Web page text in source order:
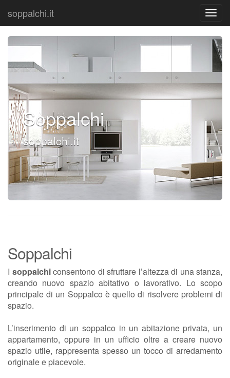
soppalchi.it
Soppalchi
soppalchi.it
Soppalchi
I soppalchiconsentono di sfruttare l’altezza di una stanza,
creando nuovo spazio abitativo o lavorativo. Lo scopo
principale di un Soppalco è quello di risolvere problemi di
spazio.
L’inserimento di un soppalco in un abitazione privata, un
appartamento, oppure in un ufficio oltre a creare nuovo
spazio utile, rappresenta spesso un tocco di arredamento
originale e piacevole.